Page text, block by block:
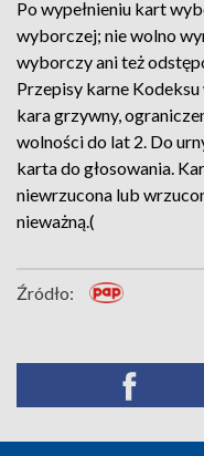
Po wypełnieniu kart
wyborczej; nie wolno
wyborczy ani też
Przepisy karne
kara grzywny,
wolności do lat 2. Do
karta do głosowania.
niewrzucona lub
nieważną.(
Źródło: